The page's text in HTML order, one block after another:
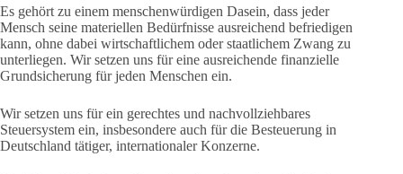
Es gehört zu einem menschenwürdigen Dasein, dass jeder
Mensch seine materiellen Bedürfnisse ausreichend befriedigen
kann, ohne dabei wirtschaftlichem oder staatlichem Zwang zu
unterliegen. Wir setzen uns für eine ausreichende finanzielle
Grundsicherung für jeden Menschen ein.
Wir setzen uns für ein gerechtes und nachvollziehbares
Steuersystem ein, insbesondere auch für die Besteuerung in
Deutschland tätiger, internationaler Konzerne.